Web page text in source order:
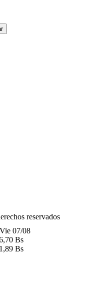
reservados
Vie 07/08
Bs
Bs